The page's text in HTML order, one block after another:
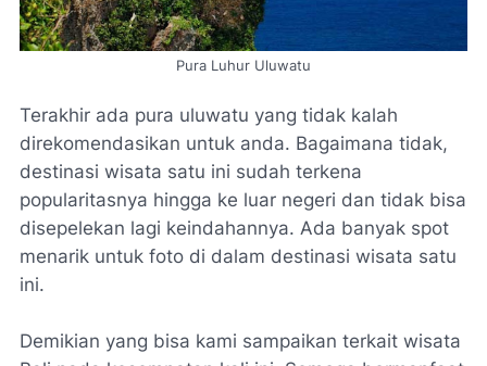
Pura Luhur Uluwatu
Terakhir ada pura uluwatu yang tidak kalah
direkomendasikan untuk anda. Bagaimana tidak,
destinasi wisata satu ini sudah terkena
popularitasnya hingga ke luar negeri dan tidak bisa
disepelekan lagi keindahannya. Ada banyak spot
menarik untuk foto di dalam destinasi wisata satu
ini.
Demikian yang bisa kami sampaikan terkait wisata